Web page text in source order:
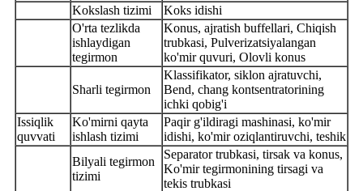
Kokslash tizimi
Koks idishi
O'rta tezlikda
ishlaydigan
tegirmon
Konus, ajratish buffellari, Chiqish
trubkasi, Pulverizatsiyalangan
ko'mir quvuri, Olovli konus
Sharli tegirmon
Klassifikator, siklon ajratuvchi,
Bend, chang kontsentratorining
ichki qobig'i
Issiqlik
quvvati
Ko'mirni qayta
ishlash tizimi
Paqir g'ildiragi mashinasi, ko'mir
idishi, ko'mir oziqlantiruvchi, teshik
Bilyali tegirmon
tizimi
Separator trubkasi, tirsak va konus,
Ko'mir tegirmonining tirsagi va
tekis trubkasi